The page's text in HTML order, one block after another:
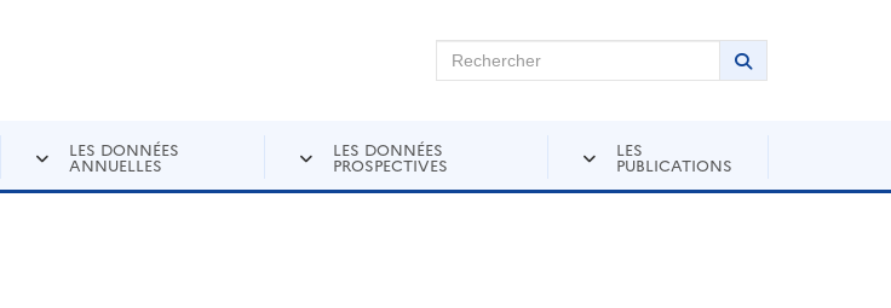
Rechercher sur Andra Inventaire Rechercher
Lancer la
LES DONNÉES
ANNUELLES
LES DONNÉES
PROSPECTIVES
LES
PUBLICATIONS